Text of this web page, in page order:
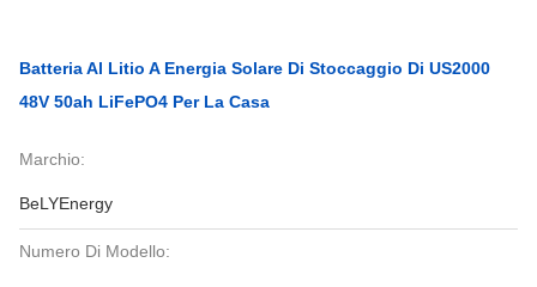
Batteria Al Litio A Energia Solare Di Stoccaggio Di US2000
48V 50ah LiFePO4 Per La Casa
Marchio:
BeLYEnergy
Numero Di Modello: